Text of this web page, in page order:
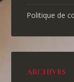
Politique de
ARCHIVES